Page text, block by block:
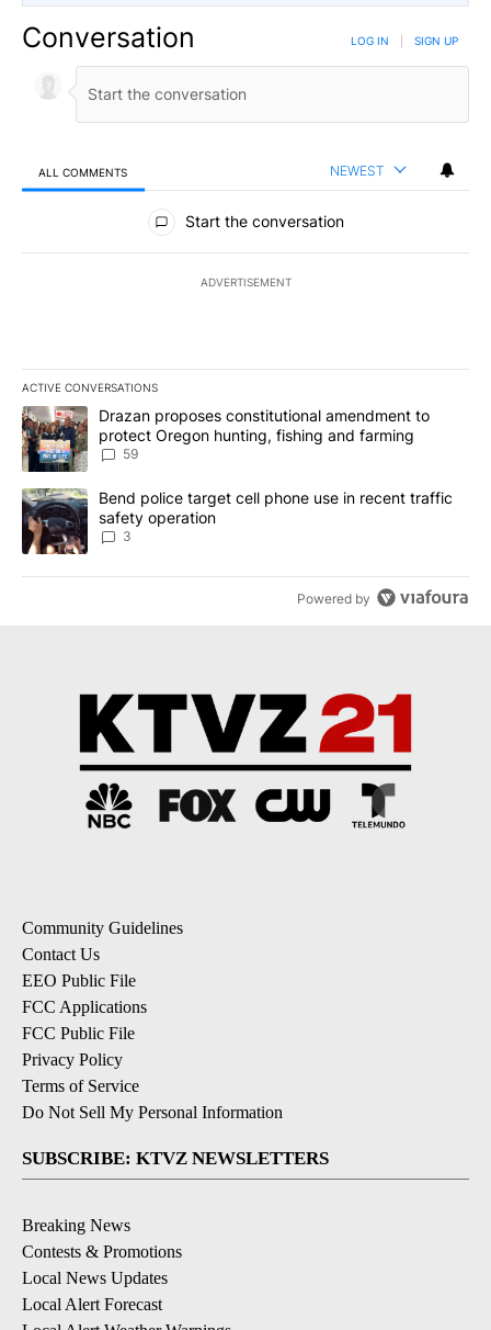
Conversation LOG IN SIGN UP
ALL COMMENTS NEWEST
All Comments
Start the conversation
ADVERTISEMENT
ACTIVE CONVERSATIONS
The following is a list of the most commented articles in the last
A trending article titled "Drazan proposes constitutional
Drazan proposes constitutional amendment to
protect Oregon hunting, fishing and farming
59
A trending article titled "Bend police target cell phone use in
Bend police target cell phone use in recent traffic
safety operation
3
Powered by
Community Guidelines
Contact Us
EEO Public File
FCC Applications
FCC Public File
Privacy Policy
Terms of Service
Do Not Sell My Personal Information
SUBSCRIBE: KTVZ NEWSLETTERS
Breaking News
Contests & Promotions
Local News Updates
Local Alert Forecast